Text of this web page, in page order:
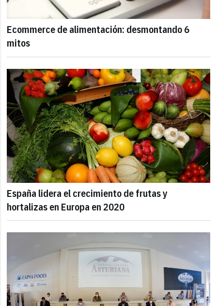
Ecommerce de alimentación: desmontando 6
mitos
España lidera el crecimiento de frutas y
hortalizas en Europa en 2020